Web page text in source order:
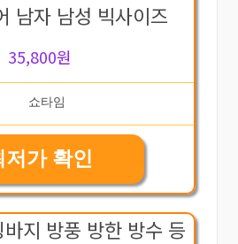
남자 남성 빅사이즈
35,800원
저가 확인
지 방풍 방한 방수 등